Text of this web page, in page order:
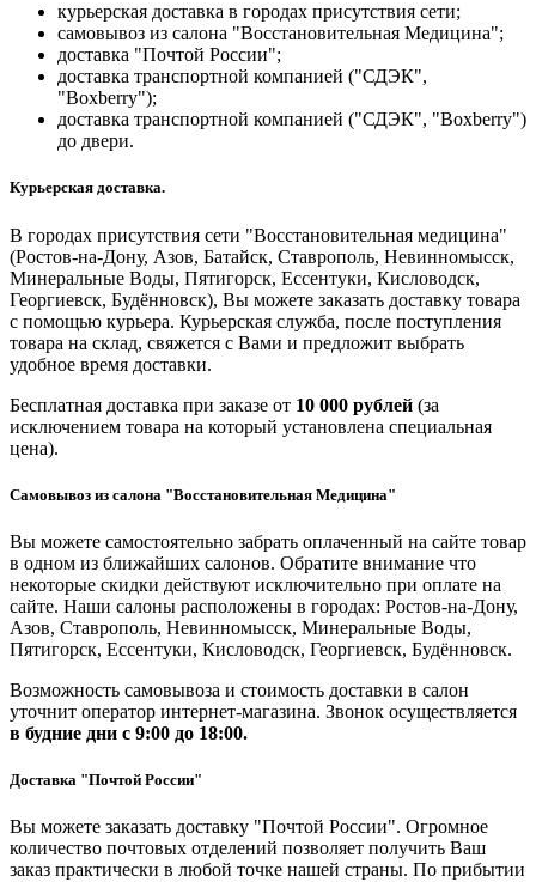
курьерская доставка в городах присутствия сети;
самовывоз из салона "Восстановительная Медицина";
доставка "Почтой России";
доставка транспортной компанией ("СДЭК",
"Boxberry");
доставка транспортной компанией ("СДЭК", "Boxberry")
до двери.
Курьерская доставка.
В городах присутствия сети "Восстановительная медицина"
(Ростов-на-Дону, Азов, Батайск, Ставрополь, Невинномысск,
Минеральные Воды, Пятигорск, Ессентуки, Кисловодск,
Георгиевск, Будённовск), Вы можете заказать доставку товара
с помощью курьера. Курьерская служба, после поступления
товара на склад, свяжется с Вами и предложит выбрать
удобное время доставки.
Бесплатная доставка при заказе от 10 000 рублей (за
исключением товара на который установлена специальная
цена).
Самовывоз из салона "Восстановительная Медицина"
Вы можете самостоятельно забрать оплаченный на сайте товар
в одном из ближайших салонов. Обратите внимание что
некоторые скидки действуют исключительно при оплате на
сайте. Наши салоны расположены в городах: Ростов-на-Дону,
Азов, Ставрополь, Невинномысск, Минеральные Воды,
Пятигорск, Ессентуки, Кисловодск, Георгиевск, Будённовск.
Возможность самовывоза и стоимость доставки в салон
уточнит оператор интернет-магазина. Звонок осуществляется
в будние дни с 9:00 до 18:00.
Доставка "Почтой России"
Вы можете заказать доставку "Почтой России". Огромное
количество почтовых отделений позволяет получить Ваш
заказ практически в любой точке нашей страны. По прибытии